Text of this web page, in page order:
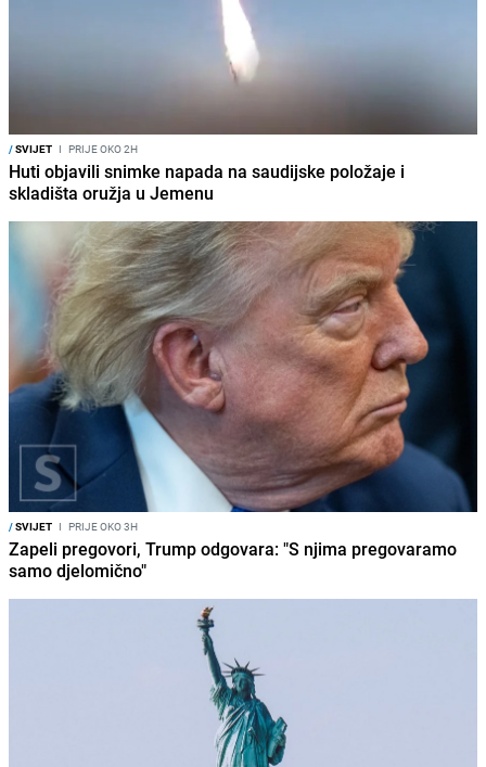
/SVIJET I PRIJE OKO 2H
Huti objavili snimke napada na saudijske položaje i
skladišta oružja u Jemenu
/SVIJET I PRIJE OKO 3H
Zapeli pregovori, Trump odgovara: "S njima pregovaramo
samo djelomično"